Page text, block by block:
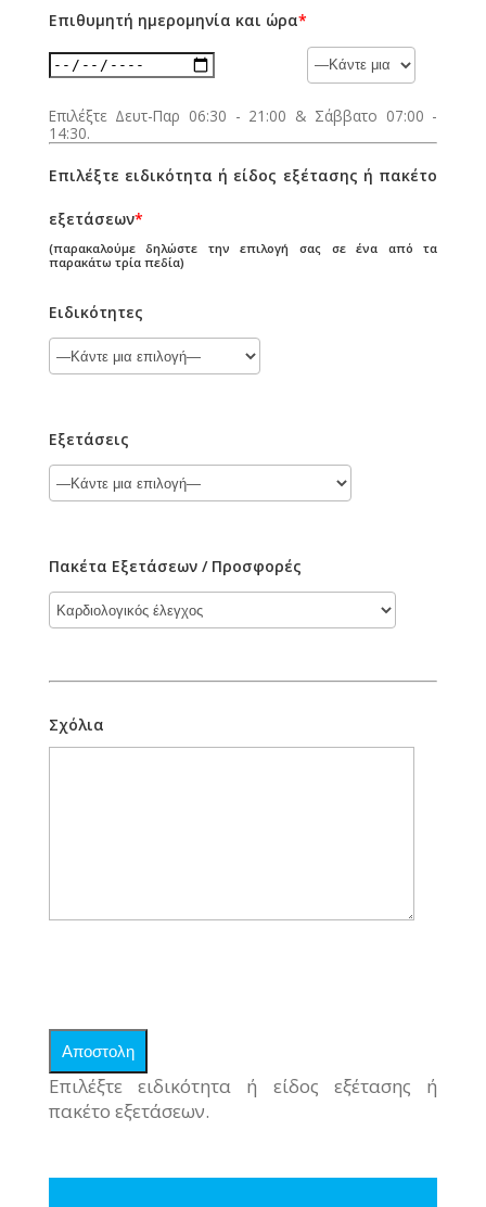
Επιθυμητή ημερομηνία και ώρα*
Επιλέξτε Δευτ-Παρ 06:30 - 21:00 & Σάββατο 07:00 -
14:30.
Επιλέξτε ειδικότητα ή είδος εξέτασης ή πακέτο
εξετάσεων*
(παρακαλούμε δηλώστε την επιλογή σας σε ένα από τα
παρακάτω τρία πεδία)
Ειδικότητες
Εξετάσεις
Πακέτα Εξετάσεων / Προσφορές
Σχόλια
Επιλέξτε ειδικότητα ή είδος εξέτασης ή
πακέτο εξετάσεων.